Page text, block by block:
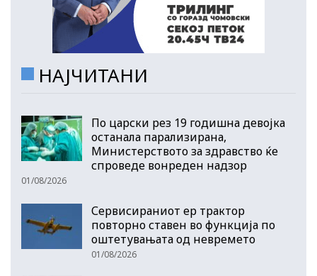
НАЈЧИТАНИ
По царски рез 19 годишна девојка
останала парализирана,
Министерството за здравство ќе
спроведе вонреден надзор
01/08/2026
Сервисираниот ер трактор
повторно ставен во функција по
оштетувањата од невремето
01/08/2026